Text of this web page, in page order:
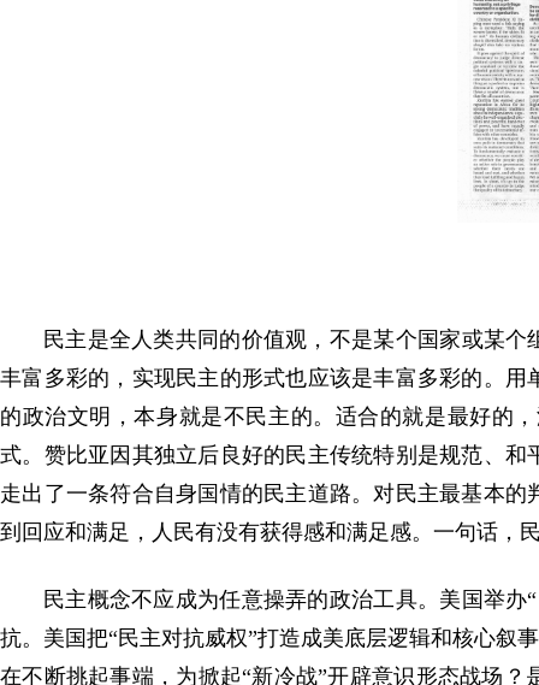
民主是全人类共同的价值观，不是某个国家或某
丰富多彩的，实现民主的形式也应该是丰富多彩的。
的政治文明，本身就是不民主的。适合的就是最好的
式。赞比亚因其独立后良好的民主传统特别是规范、
走出了一条符合自身国情的民主道路。对民主最基本
到回应和满足，人民有没有获得感和满足感。一句话，
民主概念不应成为任意操弄的政治工具。美国举
抗。美国把“民主对抗威权”打造成美底层逻辑和核心叙
在不断挑起事端，为掀起“新冷战”开辟意识形态战场